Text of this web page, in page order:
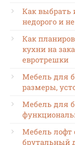
Как выбрать
недорого и
Как
кухни на
евротрешки
Мебель для
размеры,
Мебель для
Мебель лофт
брутальный